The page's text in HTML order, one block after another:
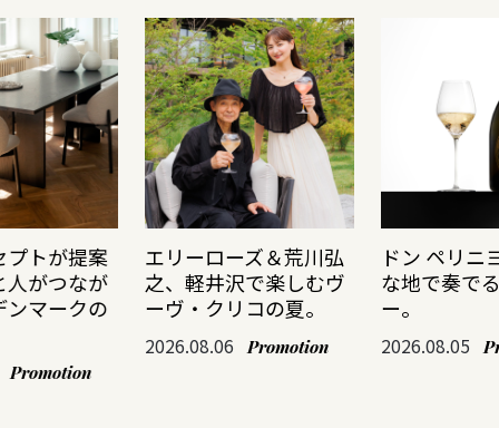
プトが提案
人がつなが
ンマークの
Promotion
エリーローズ＆荒川弘
之、軽井沢で楽しむヴ
ーヴ・クリコの夏。
2026.08.06 Promotion
ドン ペリニ
な地で奏で
ー。
2026.08.05